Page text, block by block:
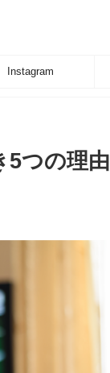
Instagram
5つの理由